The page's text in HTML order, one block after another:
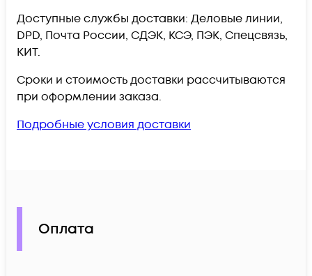
Доступные службы доставки: Деловые линии,
DPD, Почта России, СДЭК, КСЭ, ПЭК, Спецсвязь,
КИТ.
Сроки и стоимость доставки рассчитываются
при оформлении заказа.
Подробные условия доставки
Оплата